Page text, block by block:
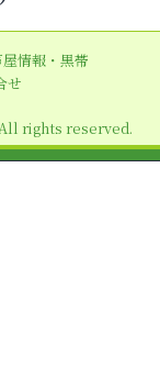
屋情報・黒帯
せ
rights reserved.